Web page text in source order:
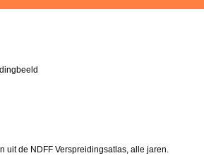
de NDFF Verspreidingsatlas, alle jaren.